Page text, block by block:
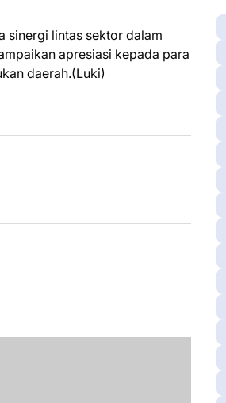
sinergi lintas sektor dalam
apresiasi kepada para
daerah.(Luki)